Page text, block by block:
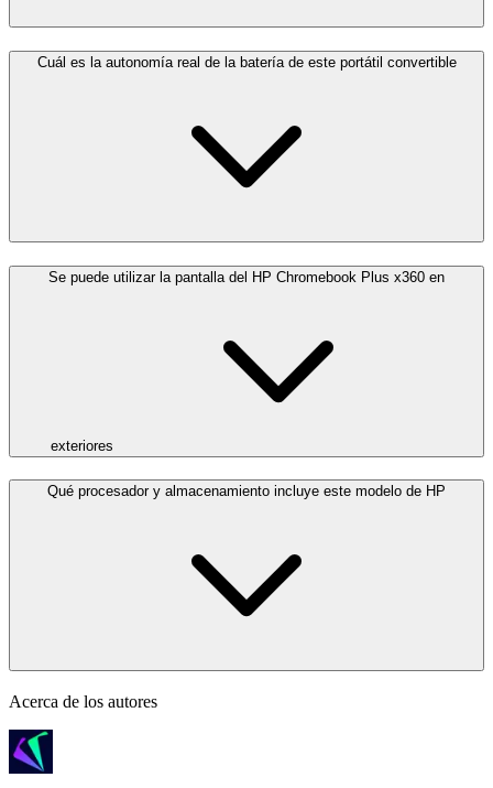
Cuál es la autonomía real de la batería de este portátil convertible
Se puede utilizar la pantalla del HP Chromebook Plus x360 en
exteriores
Qué procesador y almacenamiento incluye este modelo de HP
Acerca de los autores